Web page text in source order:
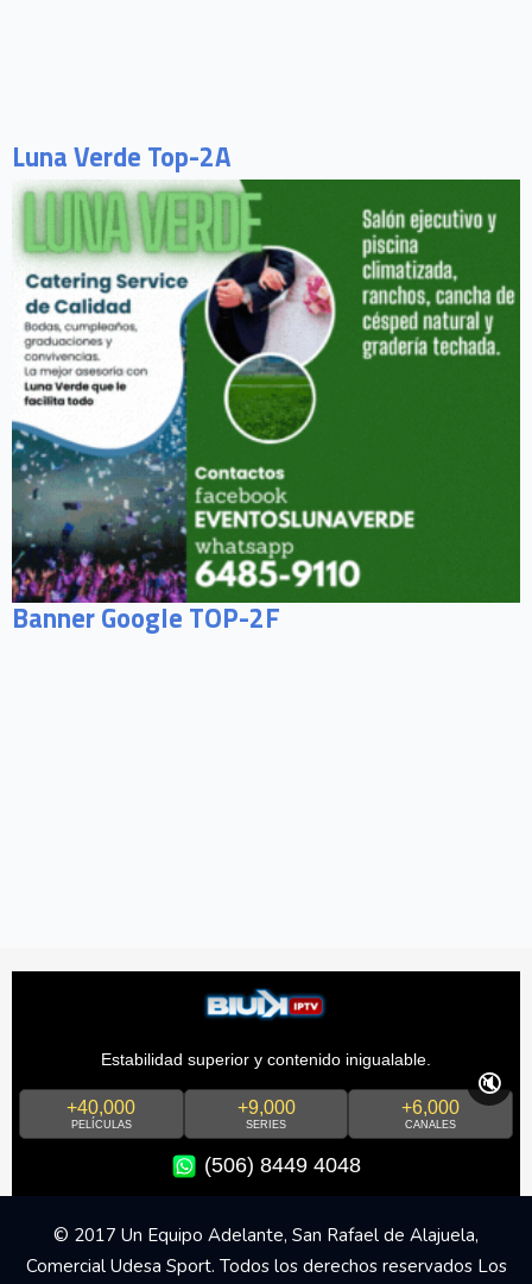
Luna Verde Top-2A
Banner Google TOP-2F
Estabilidad superior y contenido inigualable.
+40,000
PELÍCULAS
+9,000
SERIES
+6,000
CANALES
(506) 8449 4048
🔇
© 2017 Un Equipo Adelante, San Rafael de Alajuela,
Comercial Udesa Sport. Todos los derechos reservados Los